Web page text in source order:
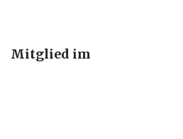
Mitglied im